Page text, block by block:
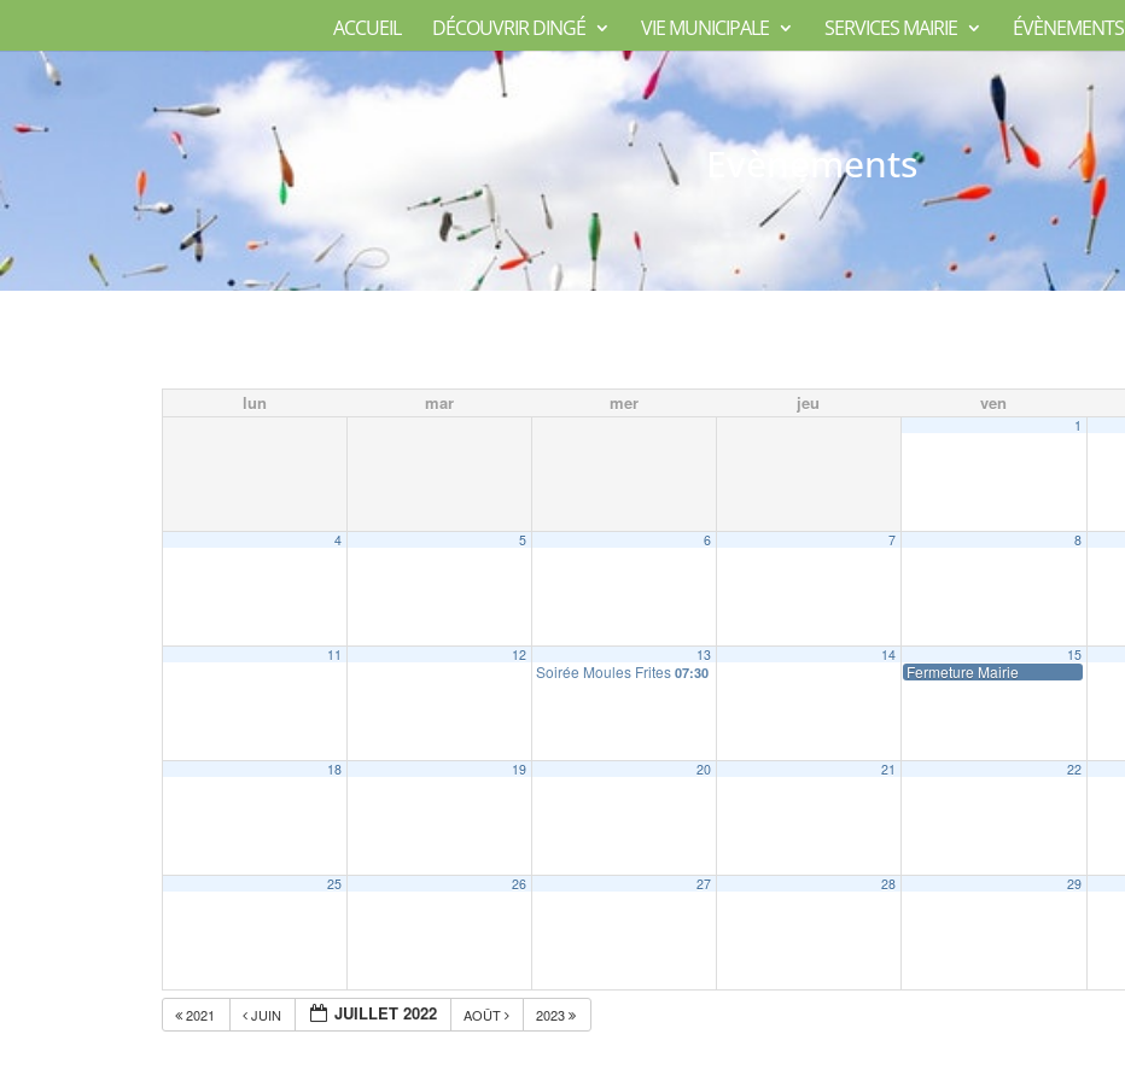
ACCUEIL DÉCOUVRIR DINGÉ VIE MUNICIPALE SERVICES MAIRIE ÉVÈNEMENTS
Evènements
lun mar mer jeu ven
1
4 5 6 7 8
11 12 13
Soirée Moules Frites07:30
14 15
Fermeture Mairie
18 19 20 21 22
25 26 27 28 29
2021 JUIN JUILLET 2022 AOÛT 2023